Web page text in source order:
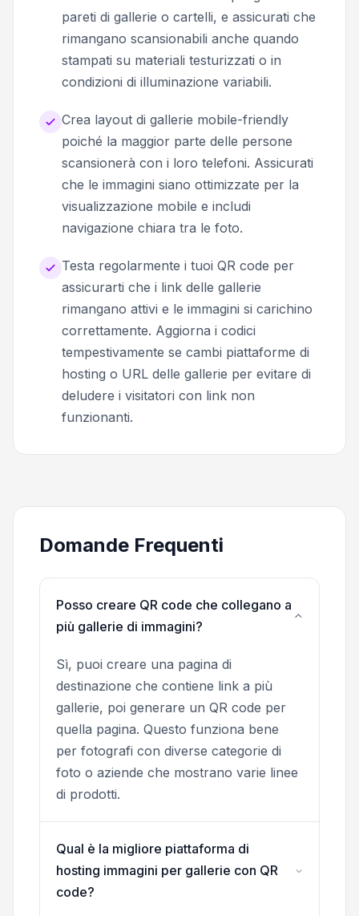
pareti di gallerie o cartelli, e assicurati che
rimangano scansionabili anche quando
stampati su materiali testurizzati o in
condizioni di illuminazione variabili.
Crea layout di gallerie mobile-friendly
poiché la maggior parte delle persone
scansionerà con i loro telefoni. Assicurati
che le immagini siano ottimizzate per la
visualizzazione mobile e includi
navigazione chiara tra le foto.
Testa regolarmente i tuoi QR code per
assicurarti che i link delle gallerie
rimangano attivi e le immagini si carichino
correttamente. Aggiorna i codici
tempestivamente se cambi piattaforme di
hosting o URL delle gallerie per evitare di
deludere i visitatori con link non
funzionanti.
Domande Frequenti
Posso creare QR code che collegano a
più gallerie di immagini?
Sì, puoi creare una pagina di
destinazione che contiene link a più
gallerie, poi generare un QR code per
quella pagina. Questo funziona bene
per fotografi con diverse categorie di
foto o aziende che mostrano varie linee
di prodotti.
Qual è la migliore piattaforma di
hosting immagini per gallerie con QR
code?